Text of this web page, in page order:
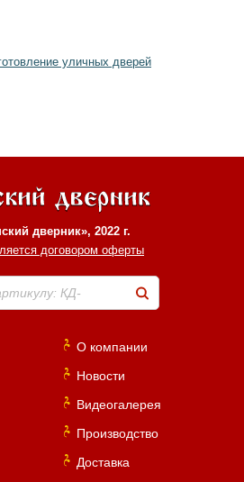
уличных дверей
дверник», 2022 г.
договором оферты
КД-
О компании
Новости
Видеогалерея
Производство
Доставка